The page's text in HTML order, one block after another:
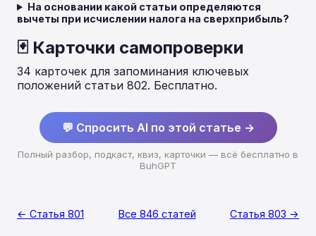
На основании какой статьи определяются
вычеты при исчислении налога на сверхприбыль?
🃏 Карточки самопроверки
34 карточек для запоминания ключевых
положений статьи 802. Бесплатно.
💬 Спросить AI по этой статье →
Полный разбор, подкаст, квиз, карточки — всё бесплатно в
BuhGPT
← Статья 801 Все 846 статей Статья 803 →